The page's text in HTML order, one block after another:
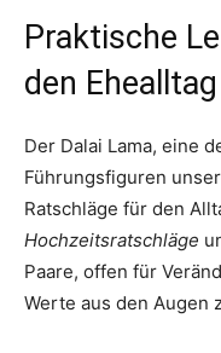
Praktische
den Ehealltag
Der Dalai Lama, eine
Führungsfiguren
Ratschläge für den
Hochzeitsratschläge
Paare, offen für
Werte aus den Augen